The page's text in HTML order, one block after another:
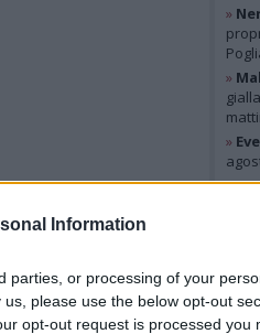
Information
parties, or processing of your
please use the below opt-out
opt-out request is processed you
»
»
»